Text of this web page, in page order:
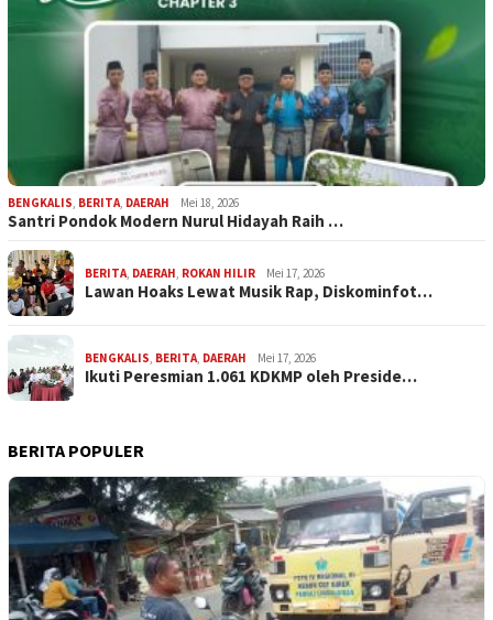
BENGKALIS, BERITA, DAERAH Mei 18, 2026
Santri Pondok Modern Nurul Hidayah Raih …
BERITA, DAERAH, ROKAN HILIR Mei 17, 2026
Lawan Hoaks Lewat Musik Rap, Diskominfot…
BENGKALIS, BERITA, DAERAH Mei 17, 2026
Ikuti Peresmian 1.061 KDKMP oleh Preside…
BERITA POPULER